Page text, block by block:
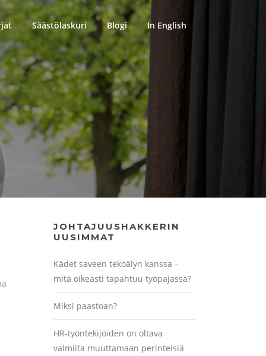
Säästölaskuri Blogi In English
JOHTAJUUSHAKKERIN
UUSIMMAT
Kädet saveen tekoälyn kanssa –
mitä oikeasti tapahtuu työpajassa?
Miksi paastoan?
HR-työntekijöiden on oltava
valmiita muuttamaan perinteisiä